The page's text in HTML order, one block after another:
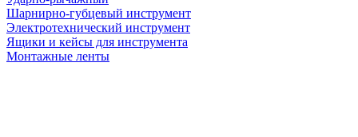
Шарнирно-губцевый инструмент
Электротехнический инструмент
Ящики и кейсы для инструмента
Монтажные ленты